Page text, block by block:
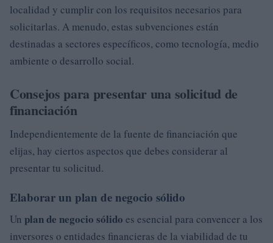
localidad y cumplir con los requisitos necesarios para
solicitarlas. A menudo, estas subvenciones están
destinadas a sectores específicos, como tecnología, medio
ambiente o desarrollo social.
Consejos para presentar una solicitud de
financiación
Independientemente de la fuente de financiación que
elijas, hay ciertos aspectos que debes considerar al
presentar tu solicitud.
Elaborar un plan de negocio sólido
Un plan de negocio sólido es esencial para convencer a los
inversores o entidades financieras de la viabilidad de tu